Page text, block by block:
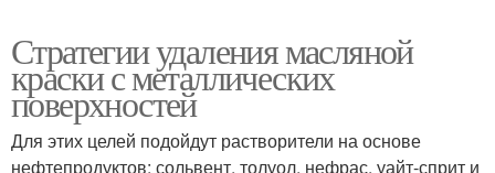
Стратегии удаления масляной
краски с металлических
поверхностей
Для этих целей подойдут растворители на основе
нефтепродуктов: сольвент, толуол, нефрас, уайт-сприт и